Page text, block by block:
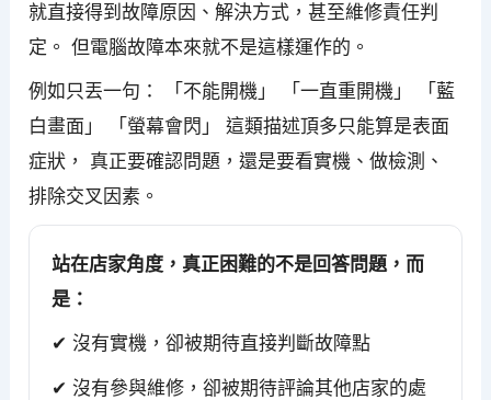
就直接得到故障原因、解決方式，甚至維修責任判
定。 但電腦故障本來就不是這樣運作的。
例如只丟一句： 「不能開機」 「一直重開機」 「藍
白畫面」 「螢幕會閃」 這類描述頂多只能算是表面
症狀， 真正要確認問題，還是要看實機、做檢測、
排除交叉因素。
站在店家角度，真正困難的不是回答問題，而
是：
✔ 沒有實機，卻被期待直接判斷故障點
✔ 沒有參與維修，卻被期待評論其他店家的處